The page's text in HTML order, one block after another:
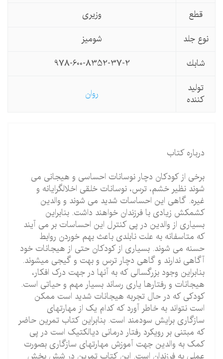
قطع
وزیری
نوع جلد
شومیز
شابك
978-600-8352-37-2
تولید
كننده
درباره کتاب
برخی از کودکان دچار نوسانات احساسی و هیجانی می
شوند نظیر خشم، ترس، نوسانات خلقی اخلال­گرایانه و
غیره. گاهی این احساسات شدید می شوند و والدین
کشمکش زیادی با فرزندان خواهند داشت. بنابراین
بسیاری از والدین در پی کنترل این احساسات بر می آیند
که متاسفانه به علت نابلدی باعث بهم خوردن روابط
حسنه می شوند. بسیاری از کودکان حتی از هیجانات خود
آگاهی ندارند و گاهی دچار ترس و بهت و گیجی می­شوند.
بنابراین وجود بزرگسالی که به آنها در جهت درک افکار،
هیجانات و رفتارها یاری رساند بسیار مهم و حیاتی است.
کودکی که در حال تجربه هیجانات شدید است ممکن
است نتواند به خاطر آورد که کدام یک از مهارتهای
سازگاری برایش سودمند است. بنابراین کتاب تمرین حاضر
که مبتنی بر رویکرد رفتار درمانی دیالکتیک است در پی
کمک به والدین جهت آموزش مهارت­های سازگاری بصورت
عملی به فرزندان است. این کتاب تمرین در شش بخش